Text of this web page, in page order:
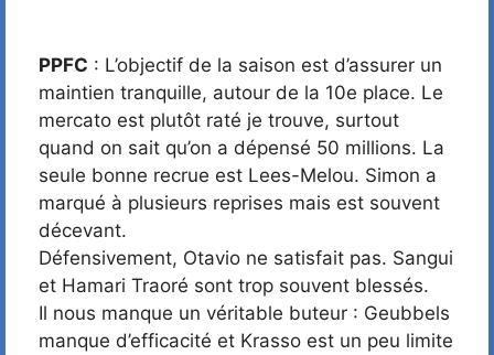
PPFC : L’objectif de la saison est d’assurer un
maintien tranquille, autour de la 10e place. Le
mercato est plutôt raté je trouve, surtout
quand on sait qu’on a dépensé 50 millions. La
seule bonne recrue est Lees-Melou. Simon a
marqué à plusieurs reprises mais est souvent
décevant.
Défensivement, Otavio ne satisfait pas. Sangui
et Hamari Traoré sont trop souvent blessés.
Il nous manque un véritable buteur : Geubbels
manque d’efficacité et Krasso est un peu limite